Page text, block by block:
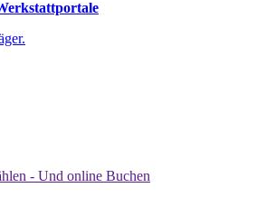
- Und online Buchen